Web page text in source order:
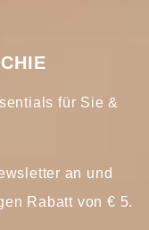
für Sie &
an und
Rabatt von € 5.